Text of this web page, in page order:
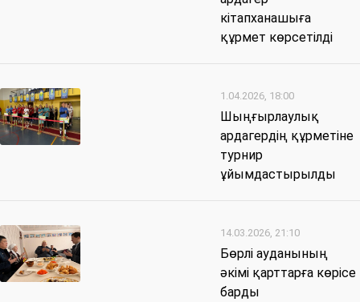
кітапханашыға
құрмет көрсетілді
1.04.2026, 18:00
Шыңғырлаулық
ардагердің құрметіне
турнир
ұйымдастырылды
14.03.2026, 21:10
Бөрлі ауданының
әкімі қарттарға көрісе
барды